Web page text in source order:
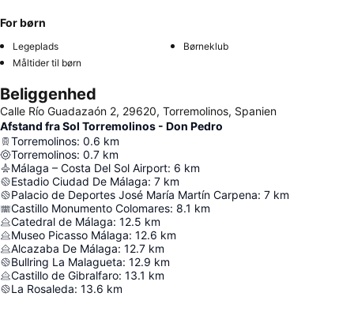
For børn
Legeplads
Børneklub
Måltider til børn
Beliggenhed
Calle Río Guadazaón 2, 29620, Torremolinos, Spanien
Afstand fra Sol Torremolinos - Don Pedro
Torremolinos: 0.6 km
Torremolinos: 0.7 km
Málaga – Costa Del Sol Airport: 6 km
Estadio Ciudad De Málaga: 7 km
Palacio de Deportes José María Martín Carpena: 7 km
Castillo Monumento Colomares: 8.1 km
Catedral de Málaga: 12.5 km
Museo Picasso Málaga: 12.6 km
Alcazaba De Málaga: 12.7 km
Bullring La Malagueta: 12.9 km
Castillo de Gibralfaro: 13.1 km
La Rosaleda: 13.6 km